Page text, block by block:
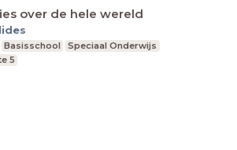
over de hele wereld
Basisschool
Speciaal Onderwijs
5